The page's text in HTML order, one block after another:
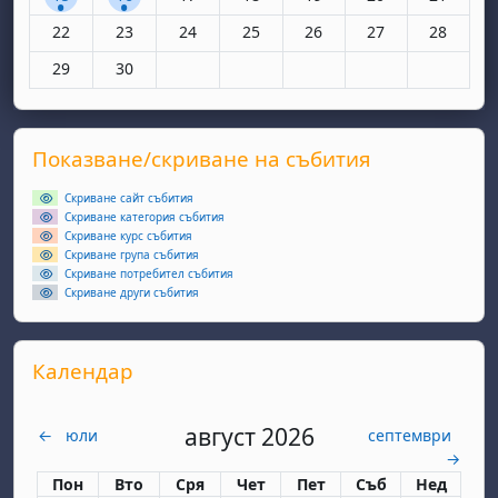
Няма събития, понеделник, 22 юни
22 Няма събития, вторник, 23 юни
23 Няма събития, сряда, 24 юни
24 Няма събития, четвъртък, 25 юни
25 Няма събития, петък, 26
26 Няма събития,
27 Няма
28
Няма събития, понеделник, 29 юни
29 Няма събития, вторник, 30 юни
30
Supplementary blocks
Прескочи Показване/скриване на събития
Показване/скриване на събития
Скриване сайт събития
Скриване категория събития
Скриване курс събития
Скриване група събития
Скриване потребител събития
Скриване други събития
Прескочи Календар
Календар
← юли август 2026
септември
→
Понеделник
Пон вторник
Вто сряда
Сря четвъртък
Чет петък
Пет събота
Съб неделя
Нед